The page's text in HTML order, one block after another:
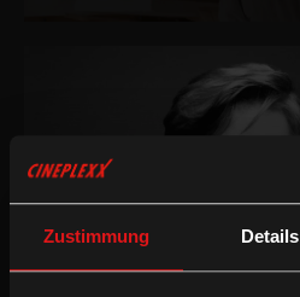
Zustimmung Details
Die Dohnal